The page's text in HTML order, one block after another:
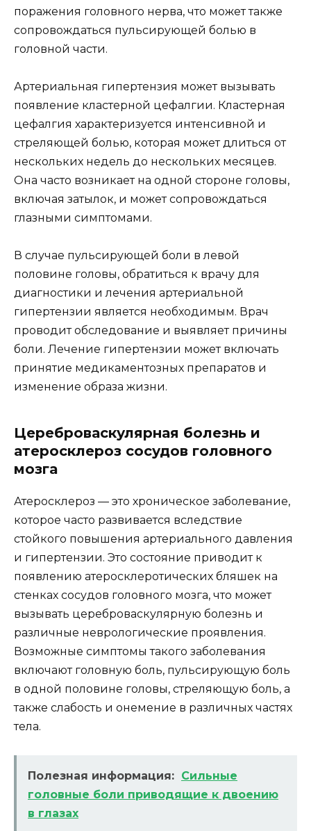
поражения головного нерва, что может также
сопровождаться пульсирующей болью в
головной части.
Артериальная гипертензия может вызывать
появление кластерной цефалгии. Кластерная
цефалгия характеризуется интенсивной и
стреляющей болью, которая может длиться от
нескольких недель до нескольких месяцев.
Она часто возникает на одной стороне головы,
включая затылок, и может сопровождаться
глазными симптомами.
В случае пульсирующей боли в левой
половине головы, обратиться к врачу для
диагностики и лечения артериальной
гипертензии является необходимым. Врач
проводит обследование и выявляет причины
боли. Лечение гипертензии может включать
принятие медикаментозных препаратов и
изменение образа жизни.
Цереброваскулярная болезнь и
атеросклероз сосудов головного
мозга
Атеросклероз — это хроническое заболевание,
которое часто развивается вследствие
стойкого повышения артериального давления
и гипертензии. Это состояние приводит к
появлению атеросклеротических бляшек на
стенках сосудов головного мозга, что может
вызывать цереброваскулярную болезнь и
различные неврологические проявления.
Возможные симптомы такого заболевания
включают головную боль, пульсирующую боль
в одной половине головы, стреляющую боль, а
также слабость и онемение в различных частях
тела.
Полезная информация: Сильные
головные боли приводящие к двоению
в глазах